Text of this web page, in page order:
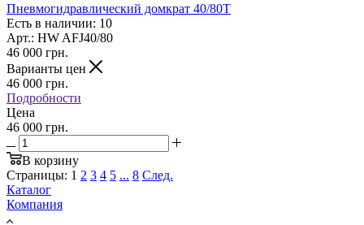
Пневмогидравлический домкрат 40/80T
Есть в наличии: 10
Арт.: HW AFJ40/80
46 000 грн.
Варианты цен
46 000 грн.
Подробности
Цена
46 000 грн.
В корзину
Страницы: 1 2 3 4 5 ... 8 След.
Каталог
Компания